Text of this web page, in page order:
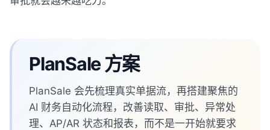
PlanSale 方案
PlanSale 会先梳理真实单据流，再搭建聚焦的
AI 财务自动化流程，改善读取、审批、异常处
理、AP/AR 状态和报表，而不是一开始就要求